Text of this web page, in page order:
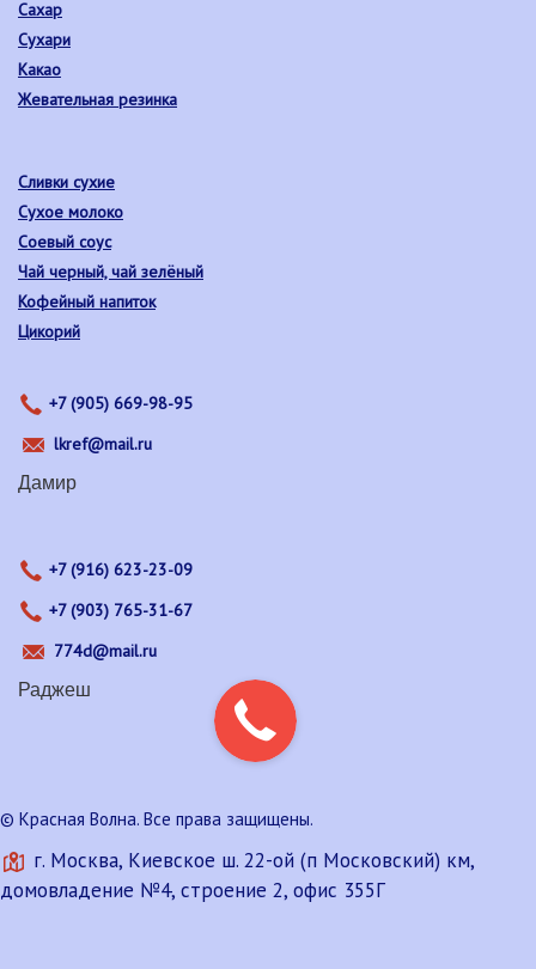
Сахар
Сухари
Какао
Жевательная резинка
Сливки сухие
Сухое молоко
Cоевый соус
Чай черный, чай зелёный
Кофейный напиток
Цикорий
+7 (905) 669-98-95
lkref@mail.ru
Дамир
+7 (916) 623-23-09
+7 (903) 765-31-67
774d@mail.ru
Раджеш
© Красная Волна. Все права защищены.
г. Москва, Киевское ш. 22-ой (п Московский) км,
домовладение №4, строение 2, офис 355Г